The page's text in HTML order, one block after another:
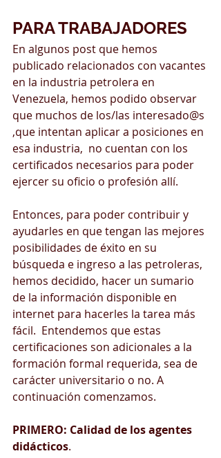
PARA TRABAJADORES
En algunos post que hemos
publicado relacionados con vacantes
en la industria petrolera en
Venezuela, hemos podido observar
que muchos de los/las interesado@s
,que intentan aplicar a posiciones en
esa industria,  no cuentan con los
certificados necesarios para poder
ejercer su oficio o profesión allí.
Entonces, para poder contribuir y
ayudarles en que tengan las mejores
posibilidades de éxito en su
búsqueda e ingreso a las petroleras,
hemos decidido, hacer un sumario
de la información disponible en
internet para hacerles la tarea más
fácil.  Entendemos que estas
certificaciones son adicionales a la
formación formal requerida, sea de
carácter universitario o no. A
continuación comenzamos.
PRIMERO: Calidad de los agentes
didácticos.